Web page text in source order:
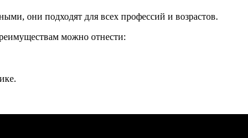
они подходят для всех профессий и возрастов.
можно отнести: